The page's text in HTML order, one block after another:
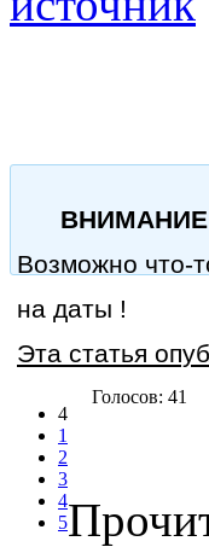
ВНИМАНИЕ
Возможно что-
на даты !
Эта статья
4
1
2
3
4
5
Голосов: 41